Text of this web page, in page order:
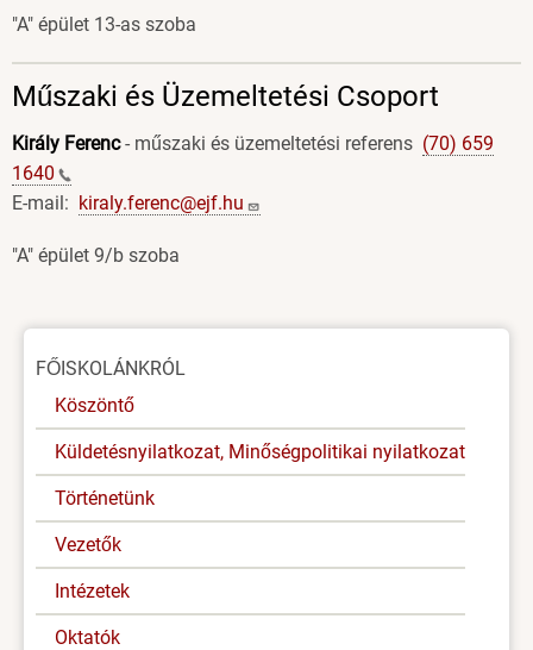
"A" épület 13-as szoba
Műszaki és Üzemeltetési Csoport
Király Ferenc- műszaki és üzemeltetési referens (70) 659
1640
E-mail: kiraly.ferenc@ejf.hu
"A" épület 9/b szoba
Oldal
FŐISKOLÁNKRÓL
Köszöntő
Küldetésnyilatkozat, Minőségpolitikai nyilatkozat
Történetünk
Vezetők
Intézetek
Oktatók